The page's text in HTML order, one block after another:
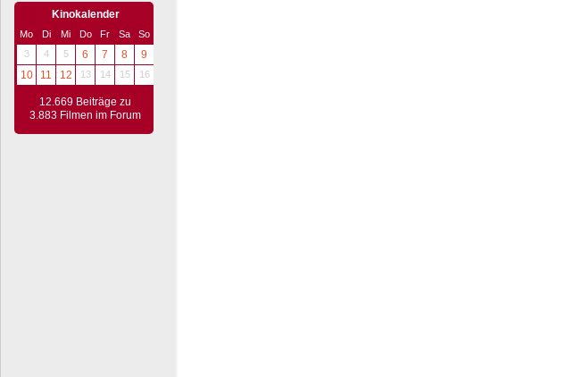
Kinokalender
Mo Di Mi Do Fr Sa
So
3
4 5 6 7 8
9
10
11 12 13 14 15 16
12.669 Beiträge zu
3.883 Filmen im Forum